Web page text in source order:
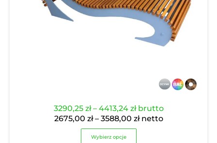
3290,25 zł – 4413,24 złZakres
cen:
od
brutto
2675,00 zł – 3588,00 złZakres
netto
Wybierz opcje